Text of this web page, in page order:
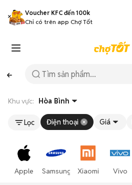
Voucher KFC đến 100k
Chỉ có trên app Chợ Tốt
Khu vực: Hòa Bình
Lọc Điện thoại Giá
Apple Samsung Xiaomi Vivo